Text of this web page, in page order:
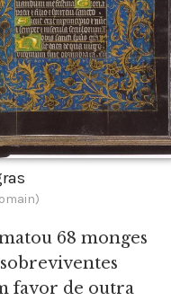
68 monges
favor de outra